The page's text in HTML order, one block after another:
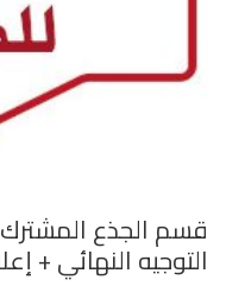
قسم الجذع المشترك
التوجيه النهائي +